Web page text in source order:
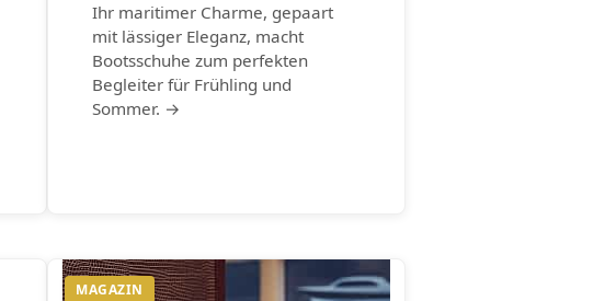
Ihr maritimer Charme, gepaart
mit lässiger Eleganz, macht
Bootsschuhe zum perfekten
Begleiter für Frühling und
Sommer. →
MAGAZIN